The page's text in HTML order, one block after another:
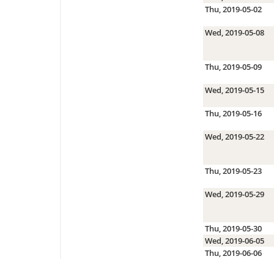
Thu, 2019-05-02
Wed, 2019-05-08
Thu, 2019-05-09
Wed, 2019-05-15
Thu, 2019-05-16
Wed, 2019-05-22
Thu, 2019-05-23
Wed, 2019-05-29
Thu, 2019-05-30
Wed, 2019-06-05
Thu, 2019-06-06